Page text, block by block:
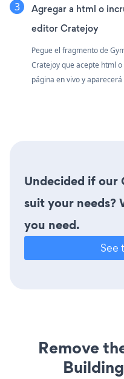
Agregar a html o
editor Cratejoy
Pegue el fragmento de
Cratejoy que acepte html
página en vivo y aparecerá
Undecided if our
suit your needs?
you need.
See
Remove